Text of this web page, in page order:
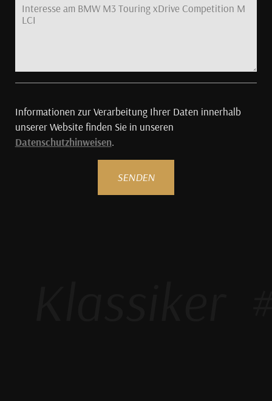
Informationen zur Verarbeitung Ihrer Daten innerhalb
unserer Website finden Sie in unseren
Datenschutzhinweisen.
SENDEN